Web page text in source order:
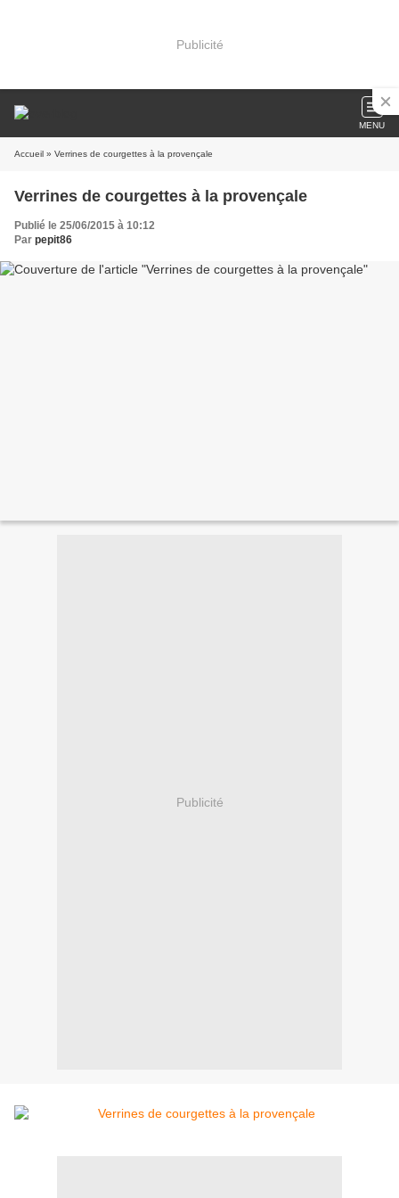
Publicité
MENU
Accueil » Verrines de courgettes à la provençale
Verrines de courgettes à la provençale
Publié le 25/06/2015 à 10:12
Par pepit86
Publicité